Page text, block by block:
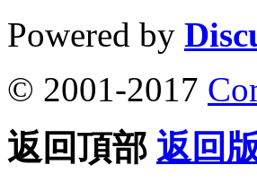
Powered by
© 2001-2017
返回頂部 返回